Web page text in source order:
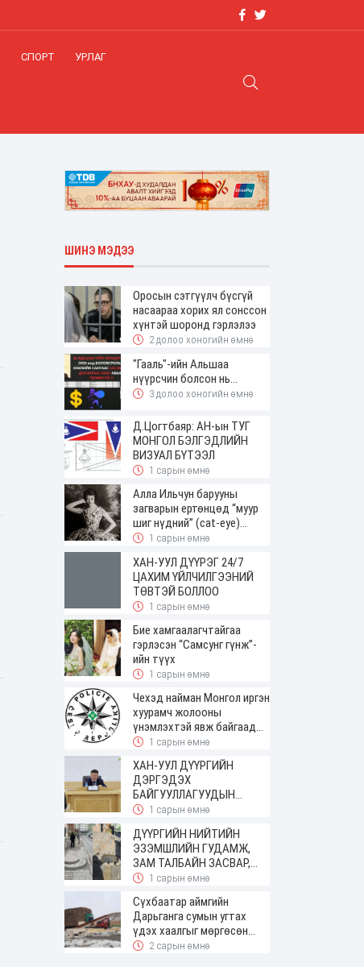
СПОРТ УРЛАГ
ШИНЭ МЭДЭЭ
Оросын сэтгүүлч бүсгүй
насаараа хорих ял сонссон
хүнтэй шоронд гэрлэлээ
2 долоо хоногийн өмнө
"Гааль"-ийн Альшаа
нүүрсчин болсон нь...
3 долоо хоногийн өмнө
Д.Цогтбаяр: АН-ын ТУГ
МОНГОЛ БЭЛГЭДЛИЙН
ВИЗУАЛ БҮТЭЭЛ
1 сарын өмнө
Алла Ильчун барууны
загварын ертөнцөд “муур
шиг нүдний” (cat-eye)
будалтын трендийг оруулж
1 сарын өмнө
ХАН-УУЛ ДҮҮРЭГ 24/7
ЦАХИМ ҮЙЛЧИЛГЭЭНИЙ
ТӨВТЭЙ БОЛЛОО
1 сарын өмнө
Бие хамгаалагчтайгаа
гэрлэсэн “Самсунг гүнж”-
ийн түүх
1 сарын өмнө
Чехэд найман Монгол иргэн
хуурамч жолооны
үнэмлэхтэй явж байгаад
баригджээ
1 сарын өмнө
ХАН-УУЛ ДҮҮРГИЙН
ДЭРГЭДЭХ
БАЙГУУЛЛАГУУДЫН
УДИРДАХ АЖИЛТНЫ
ЗОХИОН БАЙГУУЛАГДЛАА
1 сарын өмнө
ДҮҮРГИЙН НИЙТИЙН
ЭЗЭМШЛИЙН ГУДАМЖ,
ЗАМ ТАЛБАЙН ЗАСВАР,
ШИНЭЧЛЭЛТИЙН АЖИЛ
1 сарын өмнө
Сүхбаатар аймгийн
Дарьганга сумын угтах
үдэх хаалгыг мөргөсөн
жолоочоос 150 сая төгрөг
2 сарын өмнө